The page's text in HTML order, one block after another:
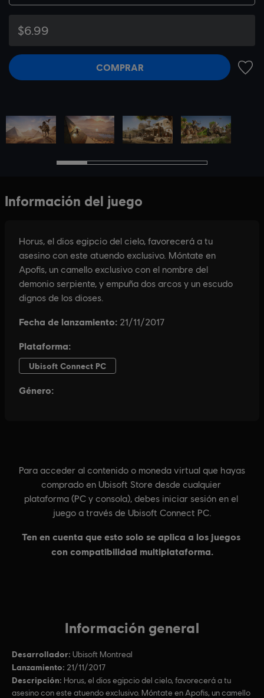
$6.99
COMPRAR
Información general
Desarrollador: Ubisoft Montreal
Lanzamiento: 21/11/2017
Descripción: Horus, el dios egipcio del cielo, favorecerá a tu
asesino con este atuendo exclusivo. Móntate en Apofis, un camello